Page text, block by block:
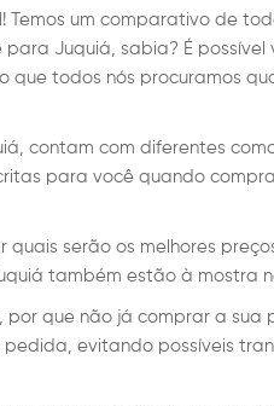
Temos um comparativo de
para Juquiá, sabia? É
todos nós procuramos
contam com diferentes
para você quando
serão os melhores
também estão à mostra
que não já comprar a
evitando possíveis